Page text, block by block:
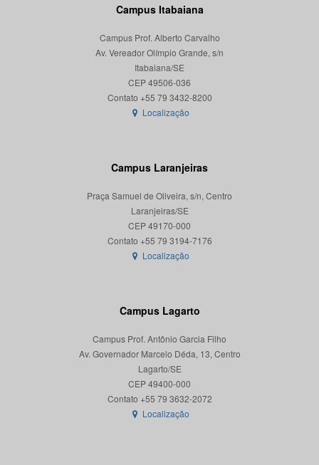
Campus Itabaiana
Campus Prof. Alberto Carvalho
Av. Vereador Olímpio Grande, s/n
Itabaiana/SE
CEP 49506-036
Localização
Campus Laranjeiras
Praça Samuel de Oliveira, s/n, Centro
Laranjeiras/SE
CEP 49170-000
Localização
Campus Lagarto
Campus Prof. Antônio Garcia Filho
Av. Governador Marcelo Déda, 13, Centro
Lagarto/SE
CEP 49400-000
Localização